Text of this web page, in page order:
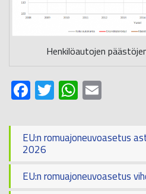
Henkilöautojen
Facebook
TwitterWhatsApp
EU:n romuajoneuvoasetus
2026
EU:n romuajoneuvoasetus